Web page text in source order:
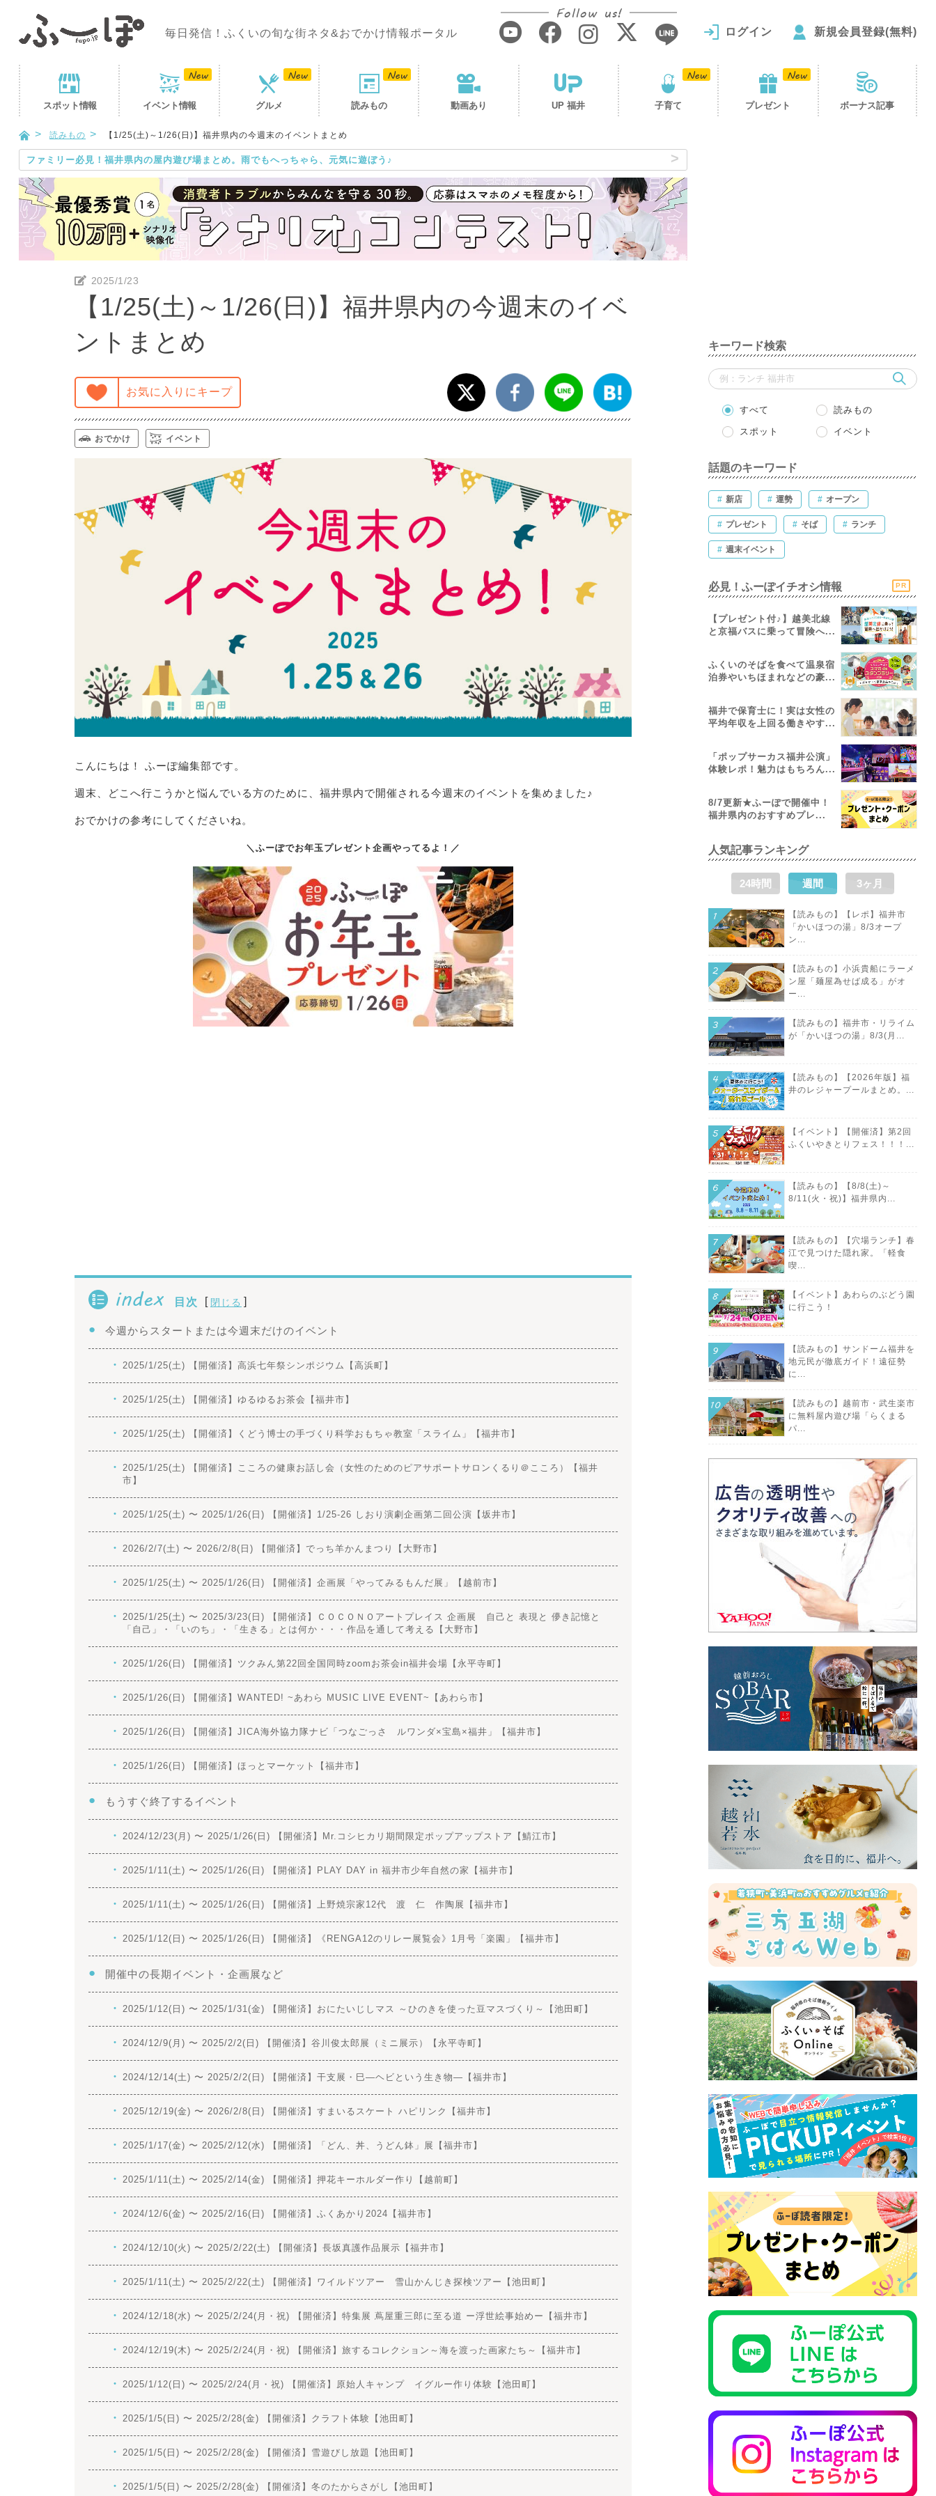
毎日発信！ふくいの旬な街ネタ&おでかけ情報ポータル
Follow us!
ログイン 新規会員登録(無料)
スポット情報 イベント情報 グルメ 読みもの 動画あり UP 福井 子育て プレゼント ボーナス記事
読みもの 【1/25(土)～1/26(日)】福井県内の今週末のイベントまとめ
ファミリー必見！福井県内の屋内遊び場まとめ。雨でもへっちゃら、元気に遊ぼう♪
2025/1/23
【1/25(土)～1/26(日)】福井県内の今週末のイベ
ントまとめ
お気に入りにキープ
おでかけ イベント
こんにちは！ ふーぽ編集部です。
週末、どこへ行こうかと悩んでいる方のために、福井県内で開催される今週末のイベントを集めました♪
おでかけの参考にしてくださいね。
＼ふーぽでお年玉プレゼント企画やってるよ！／
index 目次 [ 閉じる ]
今週からスタートまたは今週末だけのイベント
2025/1/25(土) 【開催済】高浜七年祭シンポジウム【高浜町】
2025/1/25(土) 【開催済】ゆるゆるお茶会【福井市】
2025/1/25(土) 【開催済】くどう博士の手づくり科学おもちゃ教室「スライム」【福井市】
2025/1/25(土) 【開催済】こころの健康お話し会（女性のためのピアサポートサロンくるり＠こころ）【福井
市】
2025/1/25(土) 〜 2025/1/26(日) 【開催済】1/25-26 しおり演劇企画第二回公演【坂井市】
2026/2/7(土) 〜 2026/2/8(日) 【開催済】でっち羊かんまつり【大野市】
2025/1/25(土) 〜 2025/1/26(日) 【開催済】企画展「やってみるもんだ展」【越前市】
2025/1/25(土) 〜 2025/3/23(日) 【開催済】ＣＯＣＯＮＯアートプレイス 企画展 自己と 表現と 儚き記憶と
「自己」・「いのち」・「生きる」とは何か・・・作品を通して考える【大野市】
2025/1/26(日) 【開催済】ツクみん第22回全国同時zoomお茶会in福井会場【永平寺町】
2025/1/26(日) 【開催済】WANTED! ~あわら MUSIC LIVE EVENT~【あわら市】
2025/1/26(日) 【開催済】JICA海外協力隊ナビ「つなごっさ ルワンダ×宝島×福井」【福井市】
2025/1/26(日) 【開催済】ほっとマーケット【福井市】
もうすぐ終了するイベント
2024/12/23(月) 〜 2025/1/26(日) 【開催済】Mr.コシヒカリ期間限定ポップアップストア【鯖江市】
2025/1/11(土) 〜 2025/1/26(日) 【開催済】PLAY DAY in 福井市少年自然の家【福井市】
2025/1/11(土) 〜 2025/1/26(日) 【開催済】上野焼宗家12代 渡 仁 作陶展【福井市】
2025/1/12(日) 〜 2025/1/26(日) 【開催済】《RENGA12のリレー展覧会》1月号「楽園」【福井市】
開催中の長期イベント・企画展など
2025/1/12(日) 〜 2025/1/31(金) 【開催済】おにたいじしマス ～ひのきを使った豆マスづくり～【池田町】
2024/12/9(月) 〜 2025/2/2(日) 【開催済】谷川俊太郎展（ミニ展示）【永平寺町】
2024/12/14(土) 〜 2025/2/2(日) 【開催済】干支展・巳―ヘビという生き物―【福井市】
2025/12/19(金) 〜 2026/2/8(日) 【開催済】すまいるスケート ハピリンク【福井市】
2025/1/17(金) 〜 2025/2/12(水) 【開催済】「どん、丼、うどん鉢」展【福井市】
2025/1/11(土) 〜 2025/2/14(金) 【開催済】押花キーホルダー作り【越前町】
2024/12/6(金) 〜 2025/2/16(日) 【開催済】ふくあかり2024【福井市】
2024/12/10(火) 〜 2025/2/22(土) 【開催済】長坂真護作品展示【福井市】
2025/1/11(土) 〜 2025/2/22(土) 【開催済】ワイルドツアー 雪山かんじき探検ツアー【池田町】
2024/12/18(水) 〜 2025/2/24(月・祝) 【開催済】特集展 蔦屋重三郎に至る道 ー浮世絵事始めー【福井市】
2024/12/19(木) 〜 2025/2/24(月・祝) 【開催済】旅するコレクション～海を渡った画家たち～【福井市】
2025/1/12(日) 〜 2025/2/24(月・祝) 【開催済】原始人キャンプ イグルー作り体験【池田町】
2025/1/5(日) 〜 2025/2/28(金) 【開催済】クラフト体験【池田町】
2025/1/5(日) 〜 2025/2/28(金) 【開催済】雪遊びし放題【池田町】
2025/1/5(日) 〜 2025/2/28(金) 【開催済】冬のたからさがし【池田町】
キーワード検索
すべて 読みもの
スポット イベント
話題のキーワード
# 新店 # 運勢 # オープン
# プレゼント # そば # ランチ
# 週末イベント
必見！ふーぽイチオシ情報 PR
【プレゼント付♪】越美北線
と京福バスに乗って冒険へ...
ふくいのそばを食べて温泉宿
泊券やいちほまれなどの豪...
福井で保育士に！実は女性の
平均年収を上回る働きやす...
「ポップサーカス福井公演」
体験レポ！魅力はもちろん...
8/7更新★ふーぽで開催中！
福井県内のおすすめプレ...
人気記事ランキング
24時間 週間 3ヶ月
【読みもの】【レポ】福井市
「かいほつの湯」8/3オープ
ン...
【読みもの】小浜貴船にラーメ
ン屋「麺屋為せば成る」がオ
ー...
【読みもの】福井市・リライム
が「かいほつの湯」8/3(月...
【読みもの】【2026年版】福
井のレジャープールまとめ。...
【イベント】【開催済】第2回
ふくいやきとりフェス！！！...
【読みもの】【8/8(土)～
8/11(火・祝)】福井県内...
【読みもの】【穴場ランチ】春
江で見つけた隠れ家。「軽食
喫...
【イベント】あわらのぶどう園
に行こう！
【読みもの】サンドーム福井を
地元民が徹底ガイド！遠征勢
に...
【読みもの】越前市・武生楽市
に無料屋内遊び場「らくまる
パ...